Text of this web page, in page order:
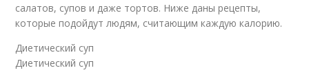
салатов, супов и даже тортов. Ниже даны рецепты,
которые подойдут людям, считающим каждую калорию.
Диетический суп
Диетический суп